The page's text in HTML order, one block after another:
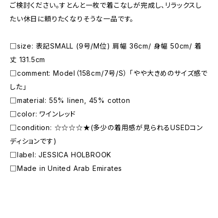
ご検討ください。すとんと一枚で着こなしが完成し、リラックスし
たい休日に頼りたくなりそうな一品です。
□size: 表記SMALL (9号/M位) 肩幅 36cm/ 身幅 50cm/ 着
丈 131.5cm
□comment: Model（158cm/7号/S） 「やや大きめのサイズ感で
した」
□material: 55% linen, 45% cotton
□color: ワインレッド
□condition: ☆☆☆☆★(多少の着用感が見られるUSEDコン
ディションです)
□label: JESSICA HOLBROOK
□Made in United Arab Emirates